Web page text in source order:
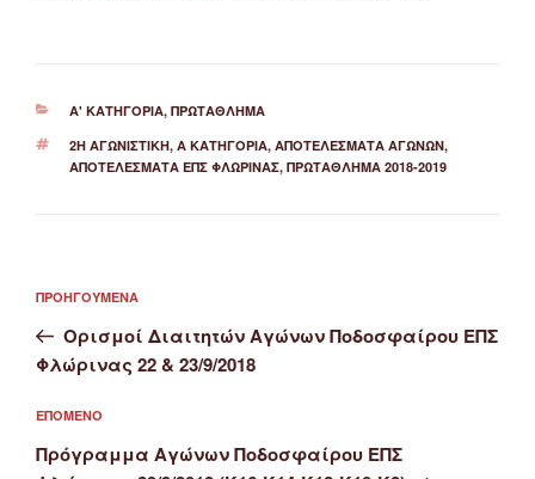
ΚΑΤΗΓΟΡΊΕΣ
Α' ΚΑΤΗΓΟΡΊΑ, ΠΡΩΤΆΘΛΗΜΑ
ΕΤΙΚΈΤΕΣ
2Η ΑΓΩΝΙΣΤΙΚΉ, Α ΚΑΤΗΓΟΡΊΑ, ΑΠΟΤΕΛΈΣΜΑΤΑ ΑΓΏΝΩΝ,
ΑΠΟΤΕΛΈΣΜΑΤΑ ΕΠΣ ΦΛΏΡΙΝΑΣ, ΠΡΩΤΆΘΛΗΜΑ 2018-2019
άρθρων
Προηγούμενο
άρθρο
ΠΡΟΗΓΟΎΜΕΝΑ
Ορισμοί Διαιτητών Αγώνων Ποδοσφαίρου ΕΠΣ
Φλώρινας 22 & 23/9/2018
Επόμενο
άρθρο
ΕΠΌΜΕΝΟ
Πρόγραμμα Αγώνων Ποδοσφαίρου ΕΠΣ